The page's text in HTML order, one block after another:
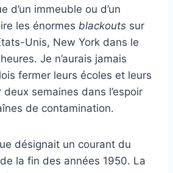
d’un immeuble ou d’un
les énormes blackouts sur
Unis, New York dans le
Je n’aurais jamais
fermer leurs écoles et leurs
semaines dans l’espoir
de contamination.
désignait un courant du
la fin des années 1950. La